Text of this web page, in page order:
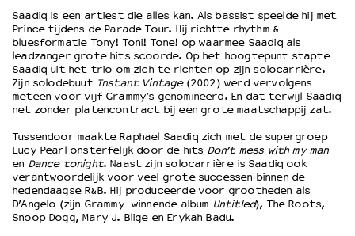
Privacyverklaring
Integriteits- en gedragscode
Duurzaamheid
Culturele boycot Israël
Ruimte voor artistieke vrijheid – VNPF
Saadiq is een artiest die alles kan. Als bassist speelde hij met
Prince tijdens de Parade Tour. Hij richtte rhythm &
bluesformatie Tony! Toni! Tone! op waarmee Saadiq als
leadzanger grote hits scoorde. Op het hoogtepunt stapte
Saadiq uit het trio om zich te richten op zijn solocarrière.
Zijn solodebuut Instant Vintage(2002) werd vervolgens
meteen voor vijf Grammy’s genomineerd. En dat terwijl Saadiq
net zonder platencontract bij een grote maatschappij zat.
Tussendoor maakte Raphael Saadiq zich met de supergroep
Lucy Pearl onsterfelijk door de hits Don’t mess with my man
en Dance tonight. Naast zijn solocarrière is Saadiq ook
verantwoordelijk voor veel grote successen binnen de
hedendaagse R&B. Hij produceerde voor grootheden als
D’Angelo (zijn Grammy-winnende album Untitled), The Roots,
Snoop Dogg, Mary J. Blige en Erykah Badu.